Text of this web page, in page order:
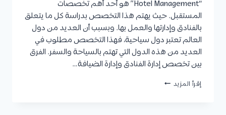
“Hotel Management” هو أحد أهم تخصصات
المستقبل. حيث يهتم هذا التخصص بدراسة كل ما يتعلق
بالفنادق وإدارتها والعمل بها. وبسبب أن العديد من دول
العالم تعتبر دول سياحية، فهذا التخصص مطلوب في
العديد من هذه الدول التي تهتم بالسياحة والسفر. الفرق
بين تخصص إدارة الفنادق وإدارة الضيافة…
إقرأ المزيد تخصص